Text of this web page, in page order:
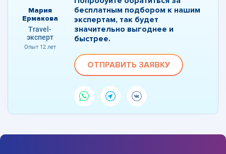
Мария
Ермакова
Travel-
эксперт
Опыт 12 лет
бесплатным подбором к нашим
экспертам, так будет
значительно выгоднее и
быстрее.
ОТПРАВИТЬ ЗАЯВКУ